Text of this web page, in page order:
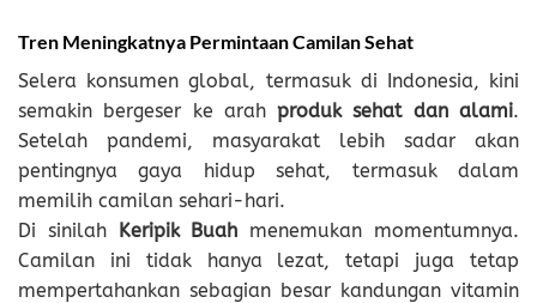
Tren Meningkatnya Permintaan Camilan Sehat
Selera konsumen global, termasuk di Indonesia, kini
semakin bergeser ke arahproduk sehat dan alami.
Setelah pandemi, masyarakat lebih sadar akan
pentingnya gaya hidup sehat, termasuk dalam
memilih camilan sehari-hari.
Di sinilah
Keripik Buah menemukan momentumnya.
Camilan ini tidak hanya lezat, tetapi juga tetap
mempertahankan sebagian besar kandungan vitamin